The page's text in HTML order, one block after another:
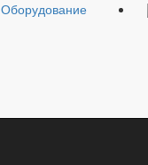
Оборудование